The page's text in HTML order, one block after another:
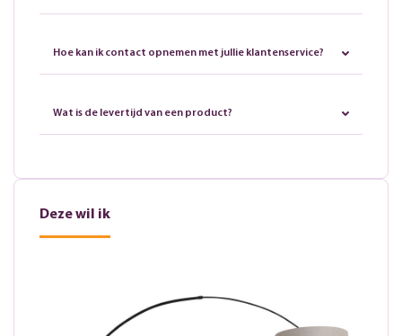
Hoe kan ik contact opnemen met jullie klantenservice?
Wat is de levertijd van een product?
Deze wil ik